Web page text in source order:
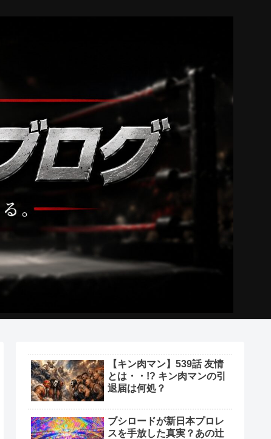
【キン肉マン】539話 友情
とは・・!? キン肉マンの引
退届は何処？
ブシロードが新日本プロレ
スを手放した真実？あの辻